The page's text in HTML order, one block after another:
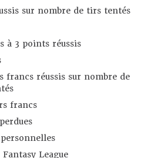
sur nombre de tirs tentés
à 3 points réussis
francs réussis sur nombre de
francs
League